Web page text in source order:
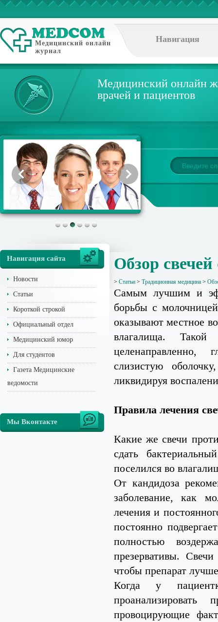
Медицинский онлайн
журнал
Навигация
Медицинский онлайн
врачей и пациентов
Навигация сайта
Новости
Статьи
Короткой строкой
Официальный отдел
Медицинский юмор
Для студентов
Газета Медицинские
ведомости
Мы Вконтакте
Обзор
> Статьи > Традиционная медицина >
Самым лучшим и
борьбы с
оказывают местное
влагалища. Такой
целенаправленно,
слизистую
ликвидируя
Правила лечения
Какие же свечи
сдать
поселился во
От кандидоза
заболевание, как
лечения и
постоянно
полностью
презервативы.
чтобы препарат
Когда у
провоцирующие